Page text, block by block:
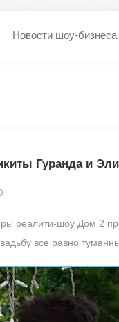
Новости шоу-бизнеса
Гуранда и
реалити-шоу Дом 2
все равно